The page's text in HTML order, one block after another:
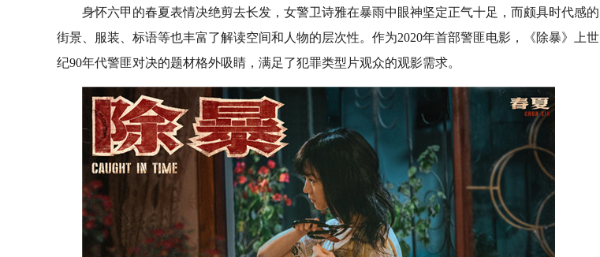
身怀六甲的春夏表情决绝剪去长发，女警卫诗雅在暴雨中眼神坚定正气十足，而颇具时代感的
街景、服装、标语等也丰富了解读空间和人物的层次性。作为2020年首部警匪电影，《除暴》上世
纪90年代警匪对决的题材格外吸睛，满足了犯罪类型片观众的观影需求。